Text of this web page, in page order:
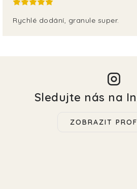
Rychlé dodání, granule super.
Sledujte nás na
ZOBRAZIT